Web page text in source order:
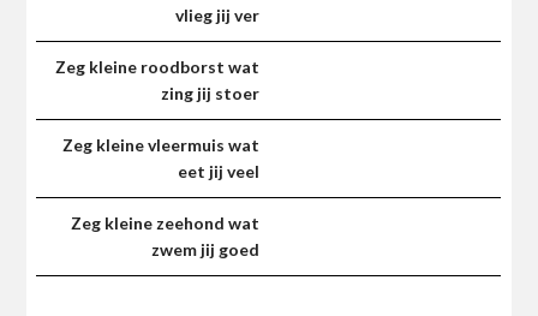
vlieg jij ver
Zeg kleine roodborst wat
zing jij stoer
Zeg kleine vleermuis wat
eet jij veel
Zeg kleine zeehond wat
zwem jij goed